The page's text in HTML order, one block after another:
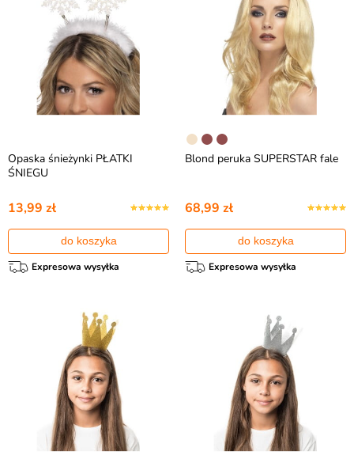
Opaska śnieżynki PŁATKI
ŚNIEGU
13,99 zł
do koszyka
Expresowa wysyłka
Blond peruka SUPERSTAR fale
68,99 zł
do koszyka
Expresowa wysyłka